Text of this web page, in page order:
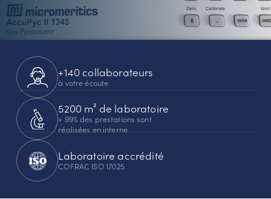
+140 collaborateurs
à votre écoute
5200 m² de laboratoire
+ 99% des prestations sont
réalisées en interne
Laboratoire accrédité
COFRAC ISO 17025